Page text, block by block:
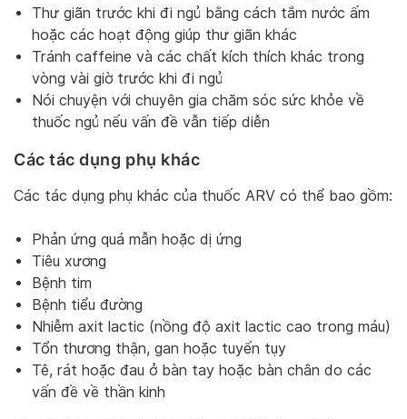
Thư giãn trước khi đi ngủ bằng cách tắm nước ấm
hoặc các hoạt động giúp thư giãn khác
Tránh caffeine và các chất kích thích khác trong
vòng vài giờ trước khi đi ngủ
Nói chuyện với chuyên gia chăm sóc sức khỏe về
thuốc ngủ nếu vấn đề vẫn tiếp diễn
Các tác dụng phụ khác
Các tác dụng phụ khác của thuốc ARV có thể bao gồm:
Phản ứng quá mẫn hoặc dị ứng
Tiêu xương
Bệnh tim
Bệnh tiểu đường
Nhiễm axit lactic (nồng độ axit lactic cao trong máu)
Tổn thương thận, gan hoặc tuyến tụy
Tê, rát hoặc đau ở bàn tay hoặc bàn chân do các
vấn đề về thần kinh